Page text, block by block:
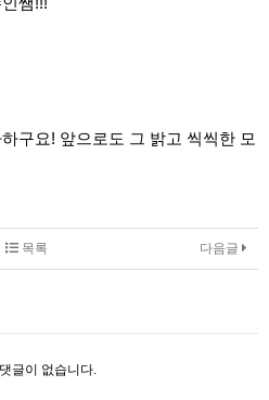
구요! 앞으로도 그 밝고 씩씩한 모
다음글
목록
글이 없습니다.